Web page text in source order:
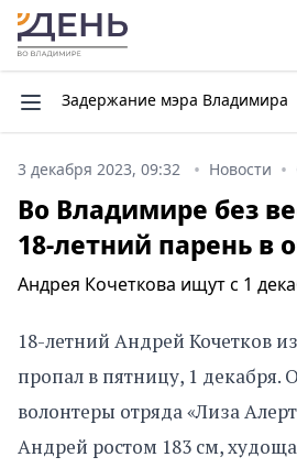
Задержание мэра Владимира
3 декабря 2023, 09:32 Новости
Во Владимире без
18-летний парень в
Андрея Кочеткова ищут с 1
18-летний Андрей Кочетков
пропал в пятницу, 1 декабря.
волонтеры отряда «Лиза
Андрей ростом 183 см,